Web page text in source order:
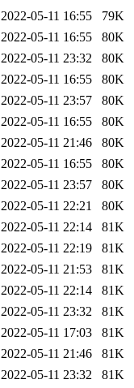
2022-05-11 16:55
79K
2022-05-11 16:55
80K
2022-05-11 23:32
80K
2022-05-11 16:55
80K
2022-05-11 23:57
80K
2022-05-11 16:55
80K
2022-05-11 21:46
80K
2022-05-11 16:55
80K
2022-05-11 23:57
80K
2022-05-11 22:21
80K
2022-05-11 22:14
81K
2022-05-11 22:19
81K
2022-05-11 21:53
81K
2022-05-11 22:14
81K
2022-05-11 23:32
81K
2022-05-11 17:03
81K
2022-05-11 21:46
81K
2022-05-11 23:32
81K